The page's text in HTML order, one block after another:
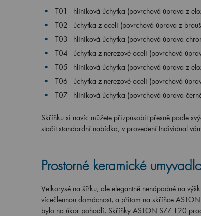
T01 - hliníková úchytka (povrchová úprava z
T02 - úchytka z oceli (povrchová úprava z
T03 - hliníková úchytka (povrchová úprava
T04 - úchytka z nerezové oceli (povrchová
T05 - hliníková úchytka (povrchová úprava z
T06 - úchytka z nerezové oceli (povrchová
T07 - hliníková úchytka (povrchová úprava
Skříňku si navíc můžete přizpůsobit přesně podle
stačit standardní nabídka, v provedení Individual
Prostorné keramické
Velkorysé na šířku, ale elegantně nenápadné na
vícečlennou domácnost, a přitom na skříňce
bylo na úkor pohodlí. Skříňky ASTON SZZ 120